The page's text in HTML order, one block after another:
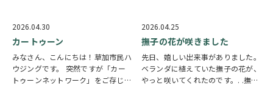
内にいくつか古墳が有りますが、一
つだけ登れる古墳が有りました。
丸墓山古墳です…
知る人ぞ知る名店です。 場所は、
東武スカイツリーライン武里駅西口
から徒歩1分…
2026.04.30
カートゥーン
みなさん、こんにちは！草加市民ハ
ウジングです。 突然ですが「カー
トゥーンネットワーク」をご存じで
2026.04.25
撫子の花が咲きました
先日、嬉しい出来事がありました。
ベランダに植えていた撫子の花が、
やっと咲いてくれたのです。. .撫子